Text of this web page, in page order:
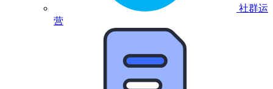
社群运
营